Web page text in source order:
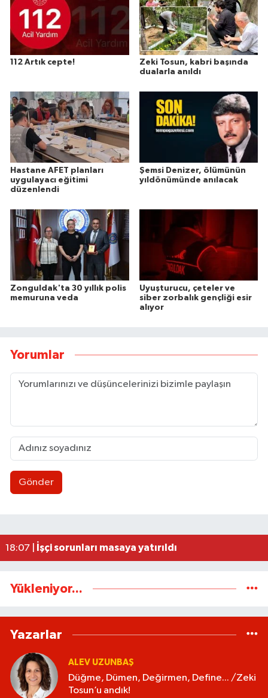
112 Artık cepte!
Zeki Tosun, kabri başında
dualarla anıldı
Hastane AFET planları
uygulayacı eğitimi
düzenlendi
Şemsi Denizer, ölümünün
yıldönümünde anılacak
Zonguldak'ta 30 yıllık polis
memuruna veda
Uyuşturucu, çeteler ve
siber zorbalık gençliği esir
alıyor
Yorumlar
Gönder
18:07 |
İşçi sorunları masaya yatırıldı
Yükleniyor...
Yazarlar
ALEV UZUNBAŞ
Düğme, Dümen, Değirmen, Define... /Zeki
Tosun’u andık!